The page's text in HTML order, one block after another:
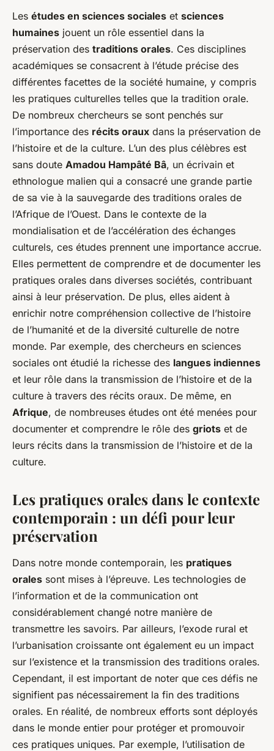
Les études en sciences sociales et sciences
humaines jouent un rôle essentiel dans la
préservation des traditions orales. Ces disciplines
académiques se consacrent à l’étude précise des
différentes facettes de la société humaine, y compris
les pratiques culturelles telles que la tradition orale.
De nombreux chercheurs se sont penchés sur
l’importance des récits oraux dans la préservation de
l’histoire et de la culture. L’un des plus célèbres est
sans doute Amadou Hampâté Bâ, un écrivain et
ethnologue malien qui a consacré une grande partie
de sa vie à la sauvegarde des traditions orales de
l’Afrique de l’Ouest. Dans le contexte de la
mondialisation et de l’accélération des échanges
culturels, ces études prennent une importance accrue.
Elles permettent de comprendre et de documenter les
pratiques orales dans diverses sociétés, contribuant
ainsi à leur préservation. De plus, elles aident à
enrichir notre compréhension collective de l’histoire
de l’humanité et de la diversité culturelle de notre
monde. Par exemple, des chercheurs en sciences
sociales ont étudié la richesse des langues indiennes
et leur rôle dans la transmission de l’histoire et de la
culture à travers des récits oraux. De même, en
Afrique, de nombreuses études ont été menées pour
documenter et comprendre le rôle des griots et de
leurs récits dans la transmission de l’histoire et de la
culture.
Les pratiques orales dans le contexte
contemporain : un défi pour leur
préservation
Dans notre monde contemporain, les pratiques
orales sont mises à l’épreuve. Les technologies de
l’information et de la communication ont
considérablement changé notre manière de
transmettre les savoirs. Par ailleurs, l’exode rural et
l’urbanisation croissante ont également eu un impact
sur l’existence et la transmission des traditions orales.
Cependant, il est important de noter que ces défis ne
signifient pas nécessairement la fin des traditions
orales. En réalité, de nombreux efforts sont déployés
dans le monde entier pour protéger et promouvoir
ces pratiques uniques. Par exemple, l’utilisation de